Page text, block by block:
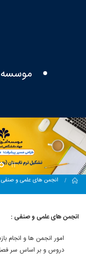
Home
انجمن های علمی و
انجمن های علمی و صنفی :
امور انجمن ها و انجام
دروس و بر اساس سر